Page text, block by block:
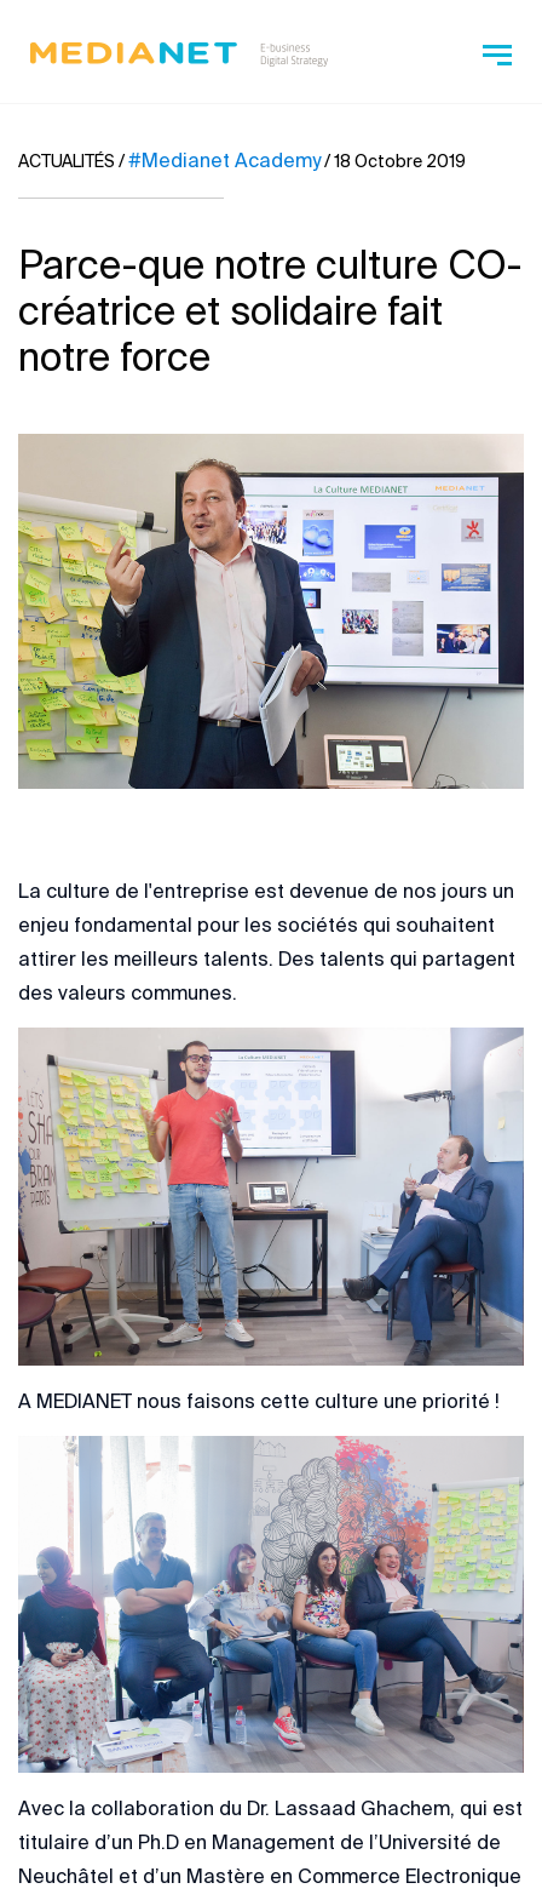
ACTUALITÉS /#Medianet Academy/18 Octobre 2019
Parce-que notre culture CO-
créatrice et solidaire fait
notre force
La culture de l'entreprise est devenue de nos jours un
enjeu fondamental pour les sociétés qui souhaitent
attirer les meilleurs talents. Des talents qui partagent
des valeurs communes.
A MEDIANET nous faisons cette culture une priorité !
Avec la collaboration du Dr. Lassaad Ghachem, qui est
titulaire d’un Ph.D en Management de l’Université de
Neuchâtel et d’un Mastère en Commerce Electronique